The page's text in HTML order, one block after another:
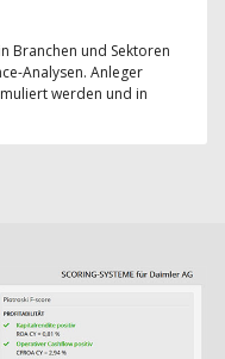
Branchen und Sektoren
Analysen. Anleger
werden und in